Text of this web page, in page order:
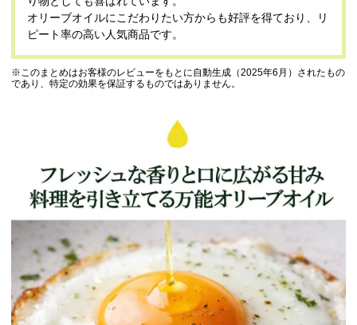
オリーブオイルにこだわりたい方からも好評を得ており、リ
ピート率の高い人気商品です。
※このまとめはお客様のレビューをもとに自動生成（2025年6月）されたもの
であり、特定の効果を保証するものではありません。